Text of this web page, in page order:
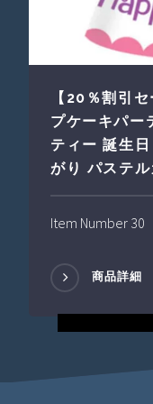
【20％割引
プケーキパー
ティー 誕生
がり パステル
Item Number 30
商品詳細